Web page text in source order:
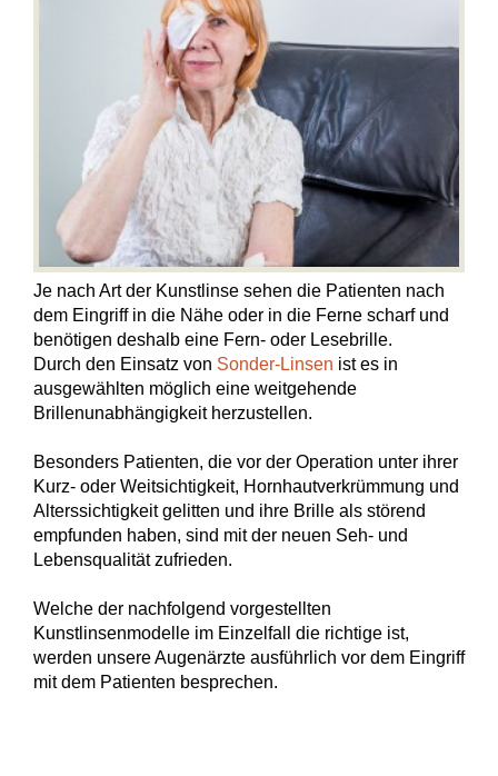
Je nach Art der Kunstlinse sehen die Patienten nach
dem Eingriff in die Nähe oder in die Ferne scharf und
benötigen deshalb eine Fern- oder Lesebrille.
Durch den Einsatz von Sonder-Linsen ist es in
ausgewählten möglich eine weitgehende
Brillenunabhängigkeit herzustellen.
Besonders Patienten, die vor der Operation unter ihrer
Kurz- oder Weitsichtigkeit, Hornhautverkrümmung und
Alterssichtigkeit gelitten und ihre Brille als störend
empfunden haben, sind mit der neuen Seh- und
Lebensqualität zufrieden.
Welche der nachfolgend vorgestellten
Kunstlinsenmodelle im Einzelfall die richtige ist,
werden unsere Augenärzte ausführlich vor dem Eingriff
mit dem Patienten besprechen.